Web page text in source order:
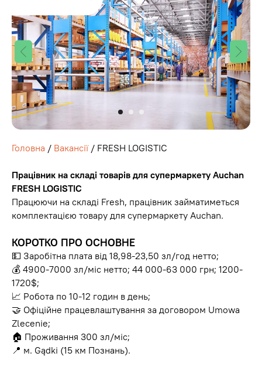
Головна / Вакансії/ FRESH LOGISTIC
Працівник на складі товарів для супермаркету Auchan
FRESH LOGISTIC
Працюючи на складі Fresh, працівник займатиметься
комплектацією товару для супермаркету Auchan.
КОРОТКО ПРО ОСНОВНЕ
💵 Заробітна плата від 18,98-23,50 зл/год нетто;
💰 4900-7000 зл/міс нетто; 44 000-63 000 грн; 1200-
1720$;
📈 Робота по 10-12 годин в день;
🤝 Офіційне працевлаштування за договором Umowa
Zlecenie;
🏠 Проживання 300 зл/міс;
📍 м. Gądki (15 км Познань).